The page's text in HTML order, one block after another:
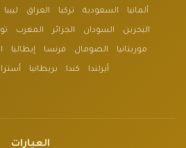
ألمانيا السعودية تركيا العراق ليبيا
البحرين السودان الجزائر المغرب
موريتانيا الصومال فرنسا إيطاليا
أيرلندا كندا بريطانيا
العيارات